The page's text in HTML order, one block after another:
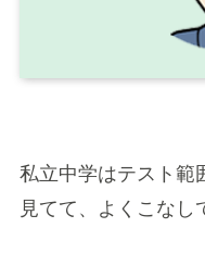
私立中学はテスト範
見てて、よくこなし